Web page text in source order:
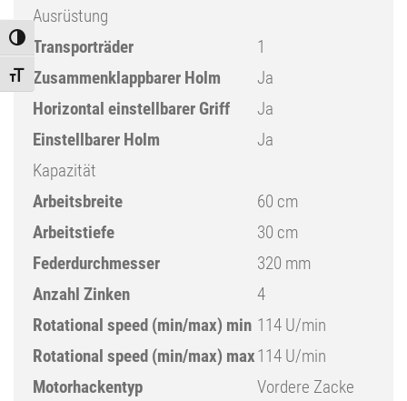
Toggle High Contrast
Toggle Font size
Ausrüstung
Transporträder
1
Zusammenklappbarer Holm
Ja
Horizontal einstellbarer Griff
Ja
Einstellbarer Holm
Ja
Kapazität
Arbeitsbreite
60 cm
Arbeitstiefe
30 cm
Federdurchmesser
320 mm
Anzahl Zinken
4
Rotational speed (min/max) min 114 U/min
Rotational speed (min/max) max114 U/min
Motorhackentyp
Vordere Zacke